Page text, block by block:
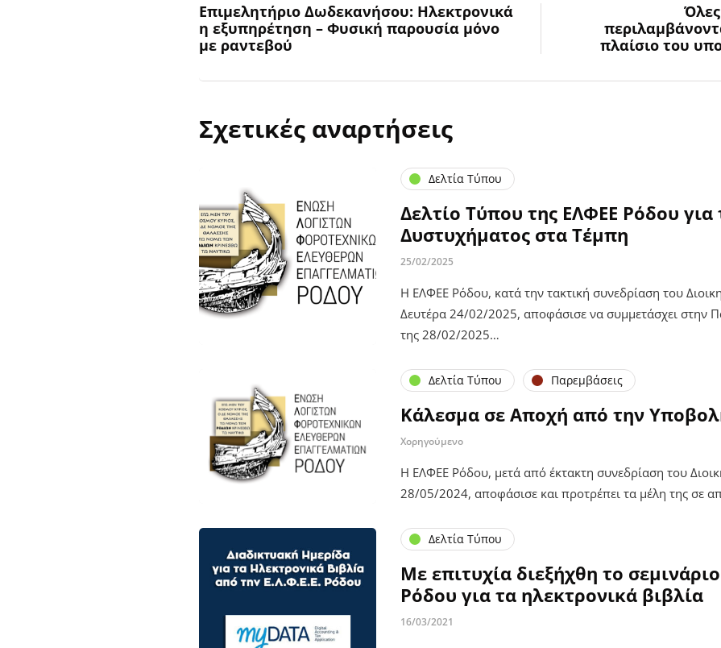
Επιμελητήριο Δωδεκανήσου: Ηλεκτρονικά
η εξυπηρέτηση – Φυσική παρουσία μόνο
με ραντεβού
πλαίσιο του
Σχετικές αναρτήσεις
Δελτία Τύπου
Δελτίο Τύπου της ΕΛΦΕΕ Ρόδου για
Δυστυχήματος στα Τέμπη
25/02/2025
Η ΕΛΦΕΕ Ρόδου, κατά την τακτική συνεδρίαση του
Δευτέρα 24/02/2025, αποφάσισε να συμμετάσχει στην
της 28/02/2025…
Δελτία Τύπου Παρεμβάσεις
Κάλεσμα σε Αποχή από την
Χορηγούμενο
Η ΕΛΦΕΕ Ρόδου, μετά από έκτακτη συνεδρίαση του
28/05/2024, αποφάσισε και προτρέπει τα μέλη της σε
Δελτία Τύπου
Με επιτυχία διεξήχθη το
Ρόδου για τα ηλεκτρονικά βιβλία
16/03/2021